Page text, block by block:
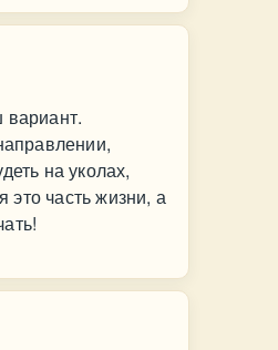
вариант.
на уколах,
это часть жизни, а